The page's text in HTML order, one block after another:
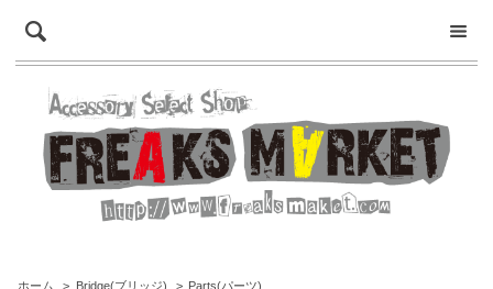
ホーム > Bridge(ブリッジ) > Parts(パーツ)